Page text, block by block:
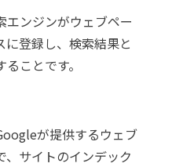
エンジンがウェブペー
登録し、検索結果と
ことです。
が提供するウェブ
、サイトのインデック